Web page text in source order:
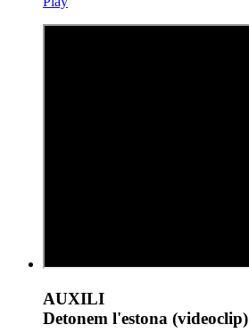
AUXILI
Detonem l'estona (videoclip)